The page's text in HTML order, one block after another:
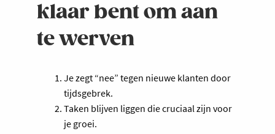
klaar bent om aan
te werven
Je zegt “nee” tegen nieuwe klanten door
tijdsgebrek.
Taken blijven liggen die cruciaal zijn voor
je groei.